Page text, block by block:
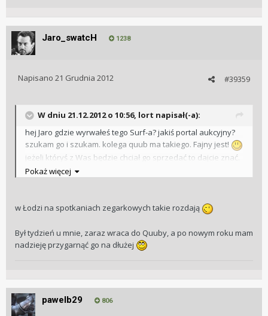
Jaro_swatcH 1238
#39359
Napisano 21 Grudnia 2012
W dniu 21.12.2012 o 10:56, lort napisał(-a):
hej Jaro gdzie wyrwałeś tego Surf-a? jakiś portal aukcyjny?
szukam go i szukam. kolega quub ma takiego. Fajny jest!
jeżeli któryś z Was będzie chciał go sprzedać to dajcie znać.
Pokaż więcej
w Łodzi na spotkaniach zegarkowych takie rozdają
Był tydzień u mnie, zaraz wraca do Quuby, a po nowym roku mam
nadzieję przygarnąć go na dłużej
pawelb29 806